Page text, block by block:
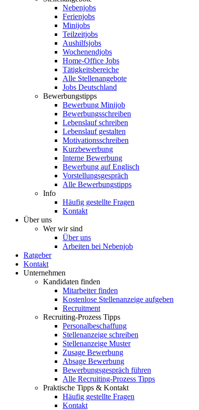
Nebenjobs
Ferienjobs
Minijobs
Teilzeitjobs
Aushilfsjobs
Wochenendjobs
Home-Office Jobs
Tätigkeitsbereiche
Alle Stellenangebote
Jobs Deutschland
Bewerbungstipps
Bewerbung Minijob
Bewerbungsschreiben
Lebenslauf schreiben
Lebenslauf gestalten
Motivationsschreiben
Kurzbewerbung
Interne Bewerbung
Bewerbung auf Englisch
Vorstellungsgespräch
Alle Bewerbungstipps
Info
Häufig gestellte Fragen
Kontakt
Über uns
Wer wir sind
Über uns
Arbeiten bei Nebenjob
Ratgeber
Kontakt
Unternehmen
Kandidaten finden
Mitarbeiter finden
Kostenlose Stellenanzeige aufgeben
Recruitment
Recruiting-Prozess Tipps
Personalbeschaffung
Stellenanzeige schreiben
Stellenanzeige Muster
Zusage Bewerbung
Absage Bewerbung
Bewerbungsgespräch führen
Alle Recruiting-Prozess Tipps
Praktische Tipps & Kontakt
Häufig gestellte Fragen
Kontakt